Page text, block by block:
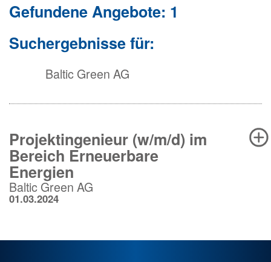
Gefundene Angebote: 1
Suchergebnisse für:
Baltic Green AG
Projektingenieur (w/m/d) im
Bereich Erneuerbare
Energien
Baltic Green AG
01.03.2024